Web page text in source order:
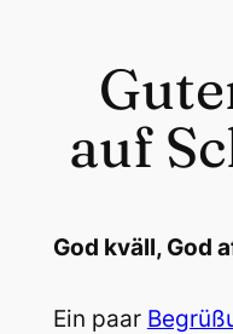
auf
God kväll, God
Ein paar